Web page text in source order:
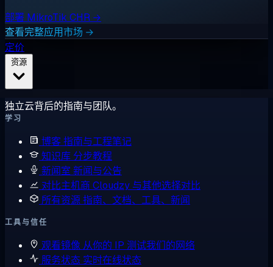
部署 MikroTik CHR →
查看完整应用市场 →
定价
独立云背后的指南与团队。
学习
博客指南与工程笔记
知识库 分步教程
新闻室 新闻与公告
对比主机商 Cloudzy 与其他选择对比
所有资源指南、文档、工具、新闻
工具与信任
观看镜像 从你的 IP 测试我们的网络
服务状态 实时在线状态